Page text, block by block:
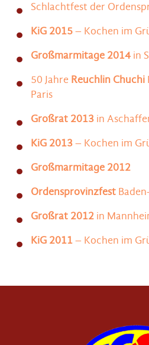
Schlachtfest der
KiG 2015– Kochen im
Großmarmitage 2014 in
50 Jahre Reuchlin Chuchi
Paris
Großrat 2013 in
KiG 2013– Kochen im
Großmarmitage 2012
Ordensprovinzfest
Großrat 2012 in
KiG 2011– Kochen im